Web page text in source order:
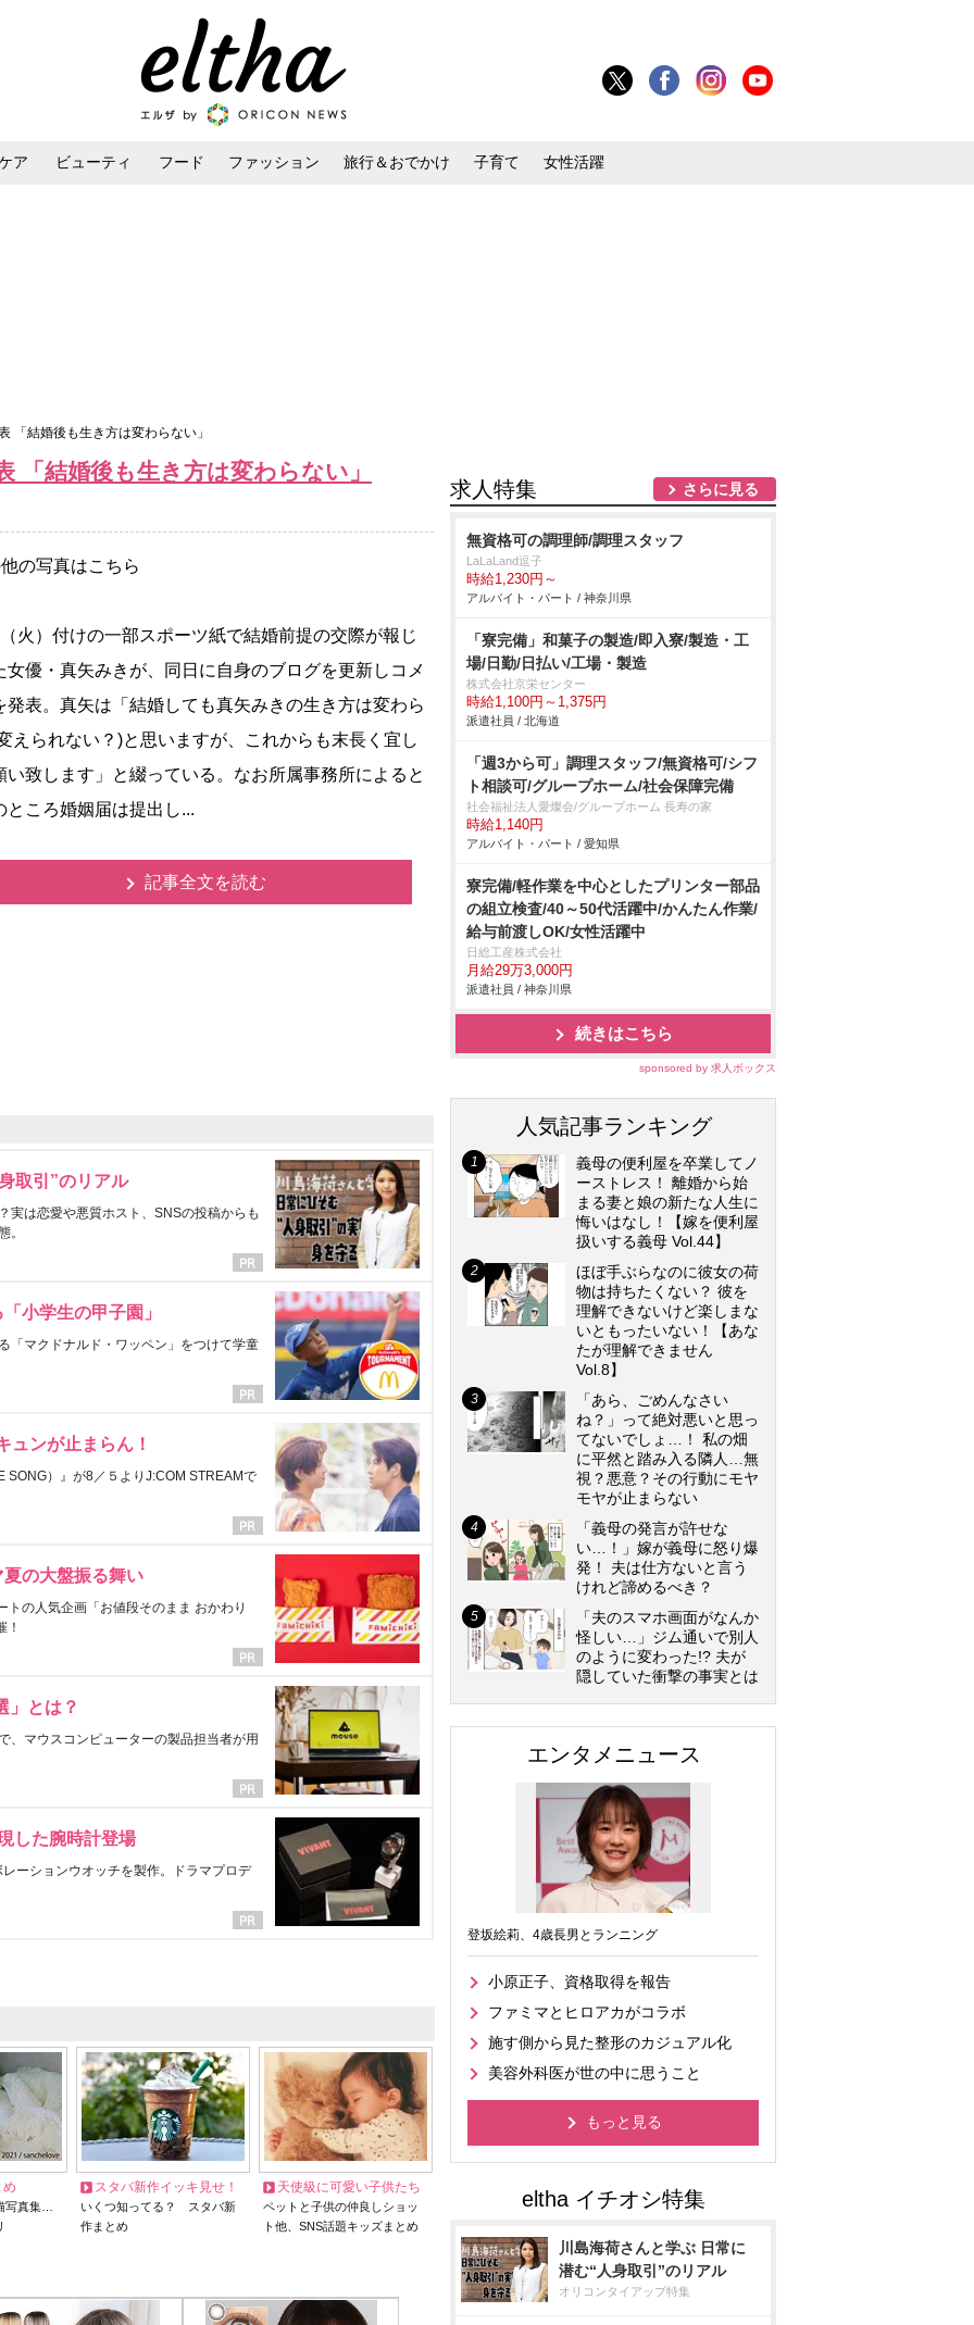
ア ビューティ フード ファッション 旅行＆おでかけ 子育て 女性活躍
「結婚後も生き方は変わらない」
「結婚後も生き方は変わらない」
の写真はこちら
）付けの一部スポーツ紙で結婚前提の交際が報じ
女優・真矢みきが、同日に自身のブログを更新しコメ
発表。真矢は「結婚しても真矢みきの生き方は変わら
えられない？)と思いますが、これからも末長く宜し
い致します」と綴っている。なお所属事務所によると
ところ婚姻届は提出し...
記事全文を読む
取引”のリアル
実は恋愛や悪質ホスト、SNSの投稿からも
。
小学生の甲子園」
「マクドナルド・ワッペン」をつけて学童
ュンが止まらん！
SONG）』が8／５よりJ:COM STREAMで
の大盤振る舞い
の人気企画「お値段そのまま おかわり
！
」とは？
、マウスコンピューターの製品担当者が用
した腕時計登場
ーションウオッチを製作。ドラマプロデ
め
写真集…
スタバ新作イッキ見せ！
いくつ知ってる？ スタバ新
作まとめ
天使級に可愛い子供たち
ペットと子供の仲良しショッ
ト他、SNS話題キッズまとめ
求人特集 さらに見る
無資格可の調理師/調理スタッフ
LaLaLand逗子
時給1,230円～
アルバイト・パート / 神奈川県
「寮完備」和菓子の製造/即入寮/製造・工
場/日勤/日払い/工場・製造
株式会社京栄センター
時給1,100円～1,375円
派遣社員 / 北海道
「週3から可」調理スタッフ/無資格可/シフ
ト相談可/グループホーム/社会保障完備
社会福祉法人愛燦会/グループホーム 長寿の家
時給1,140円
アルバイト・パート / 愛知県
寮完備/軽作業を中心としたプリンター部品
の組立検査/40～50代活躍中/かんたん作業/
給与前渡しOK/女性活躍中
日総工産株式会社
月給29万3,000円
派遣社員 / 神奈川県
続きはこちら
sponsored by 求人ボックス
人気記事ランキング
義母の便利屋を卒業してノ
ーストレス！ 離婚から始
まる妻と娘の新たな人生に
悔いはなし！【嫁を便利屋
扱いする義母 Vol.44】
ほぼ手ぶらなのに彼女の荷
物は持ちたくない？ 彼を
理解できないけど楽しまな
いともったいない！【あな
たが理解できません
Vol.8】
「あら、ごめんなさい
ね？」って絶対悪いと思っ
てないでしょ…！ 私の畑
に平然と踏み入る隣人…無
視？悪意？その行動にモヤ
モヤが止まらない
「義母の発言が許せな
い…！」嫁が義母に怒り爆
発！ 夫は仕方ないと言う
けれど諦めるべき？
「夫のスマホ画面がなんか
怪しい…」ジム通いで別人
のように変わった!? 夫が
隠していた衝撃の事実とは
エンタメニュース
登坂絵莉、4歳長男とランニング
小原正子、資格取得を報告
ファミマとヒロアカがコラボ
施す側から見た整形のカジュアル化
美容外科医が世の中に思うこと
もっと見る
川島海荷さんと学ぶ 日常に
潜む“人身取引”のリアル
オリコンタイアップ特集